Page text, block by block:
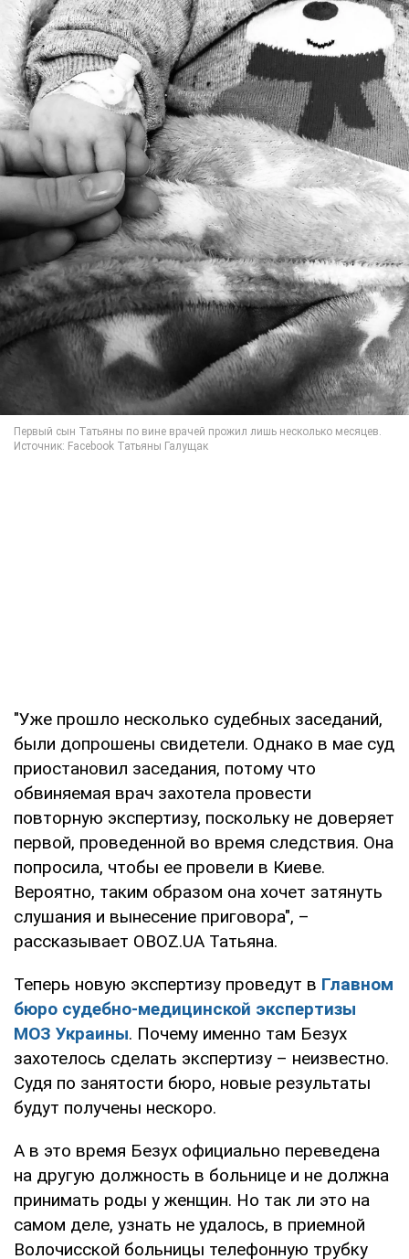
"Уже прошло несколько судебных заседаний,
были допрошены свидетели. Однако в мае суд
приостановил заседания, потому что
обвиняемая врач захотела провести
повторную экспертизу, поскольку не доверяет
первой, проведенной во время следствия. Она
попросила, чтобы ее провели в Киеве.
Вероятно, таким образом она хочет затянуть
слушания и вынесение приговора", –
рассказывает OBOZ.UA Татьяна.
Теперь новую экспертизу проведут в Главном
бюро судебно-медицинской экспертизы
МОЗ Украины. Почему именно там Безух
захотелось сделать экспертизу – неизвестно.
Судя по занятости бюро, новые результаты
будут получены нескоро.
А в это время Безух официально переведена
на другую должность в больнице и не должна
принимать роды у женщин. Но так ли это на
самом деле, узнать не удалось, в приемной
Волочисской больницы телефонную трубку